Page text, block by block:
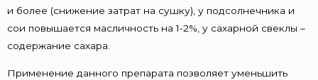
и более (снижение затрат на сушку), у подсолнечника и
сои повышается масличность на 1-2%, у сахарной свеклы –
содержание сахара.
Применение данного препарата позволяет уменьшить